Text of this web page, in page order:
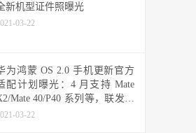
新机型证件照曝光
03-22
为鸿蒙 OS 2.0 手机更新官方
配计划曝光：4 月支持 Mate
Mate 40/P40 系列等，联发科
玑机型可能无缘
03-22